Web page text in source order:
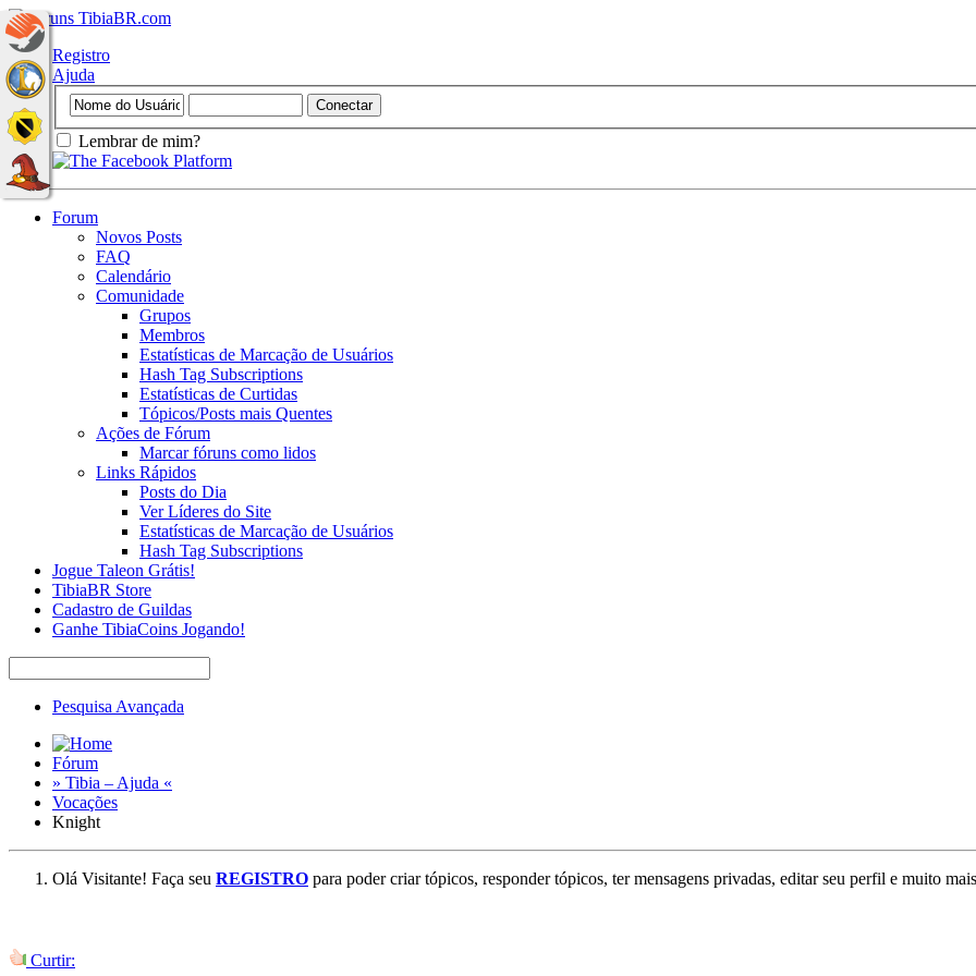
Registro
Ajuda
Lembrar de mim?
Forum
Novos Posts
FAQ
Calendário
Comunidade
Grupos
Membros
Estatísticas de Marcação de Usuários
Hash Tag Subscriptions
Estatísticas de Curtidas
Tópicos/Posts mais Quentes
Ações de Fórum
Marcar fóruns como lidos
Links Rápidos
Posts do Dia
Ver Líderes do Site
Estatísticas de Marcação de Usuários
Hash Tag Subscriptions
Jogue Taleon Grátis!
TibiaBR Store
Cadastro de Guildas
Ganhe TibiaCoins Jogando!
Pesquisa Avançada
Fórum
» Tibia – Ajuda «
Vocações
Knight
Olá Visitante! Faça seu REGISTRO para poder criar tópicos, responder tópicos, ter mensagens privadas, editar seu perfil e muito
Curtir: